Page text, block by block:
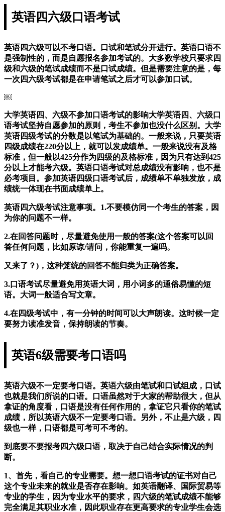
英语四六级口语考试
英语四六级可以不考口语。口试和笔试分开进行。英语口语不
是强制性的，而是自愿报名参加考试的。大多数学校只要求四
级和六级的笔试成绩而不是口试成绩。但是需要注意的是，每
一次四六级考试都是在申请笔试之后才可以参加口试。
￼
大学英语四、六级不参加口语考试的影响大学英语四、六级口
语考试坚持自愿参加的原则，考生不参加也没什么区别。大学
英语四级考试的分数是以笔试为基础的。一般来说，只要英语
四级成绩在220分以上，就可以发成绩单。一般来说没有及格
标准，但一般以425分作为四级的及格标准，因为只有达到425
分以上才能考六级。英语口语考试对总成绩没有影响，也不是
必考项目。参加英语四级口语考试后，成绩单不单独发放，成
绩统一体现在书面成绩单上。
英语四六级考试注意事项。1.不要模仿同一个考生的答案，因
为你的问题不一样。
2.在回答问题时，尽量避免使用一般的答案(这个答案可以回
答任何问题，比如原谅/请问，你能重复一遍吗。
又来了？)，这种笼统的回答不能归类为正确答案。
3.口语考试尽量避免用英语大词，用小词多的通俗易懂的短
语。大词一般适合写文章。
4.在四级考试中，有一分钟的时间可以大声朗读。这时候一定
要努力读准发音，保持朗读的节奏。
英语6级需要考口语吗
英语六级不一定要考口语。英语六级由笔试和口试组成，口试
也就是我们所说的口语。口语虽然对于大家的帮助很大，但从
拿证的角度看，口语是没有任何作用的，拿证它只看你的笔试
成绩，所以英语六级不一定要考口语。另外，不止是六级，四
级也一样，口语都是可考可不考的。
到底要不要报考四六级口语，取决于自己结合实际情况的判
断。
1、首先，看自己的专业需要。想一想口语考试的证书对自己
这个专业未来的就业是否存在影响。如英语翻译、国际贸易等
专业的学生，因为专业水平的要求，四六级的笔试成绩不能够
完全满足其职业水准，因此职业存在更高要求的专业学生会选